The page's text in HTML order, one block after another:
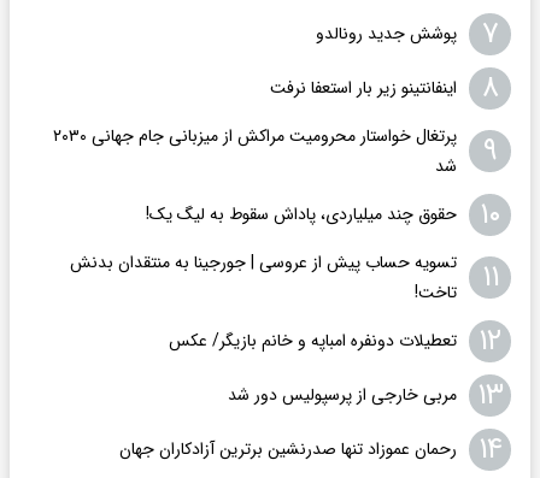
۷ پوشش جدید رونالدو
۸ اینفانتینو زیر بار استعفا نرفت
۹
پرتغال خواستار محرومیت مراکش از میزبانی جام جهانی ۲۰۳۰
شد
۱۰ حقوق چند میلیاردی، پاداش سقوط به لیگ یک!
۱۱
تسویه حساب پیش از عروسی | جورجینا به منتقدان بدنش
تاخت!
۱۲ تعطیلات دونفره امباپه و خانم بازیگر/ عکس
۱۳ مربی خارجی از پرسپولیس دور شد
۱۴ رحمان عموزاد تنها صدرنشین برترین آزادکاران جهان